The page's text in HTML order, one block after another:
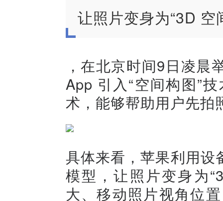
让照片变身为“3D 空
，在北京时间9日凌晨
App 引入“空间构图”
术，能够帮助用户先拍
具体来看，苹果利用
模型，让照片变身为
大、移动照片视角位